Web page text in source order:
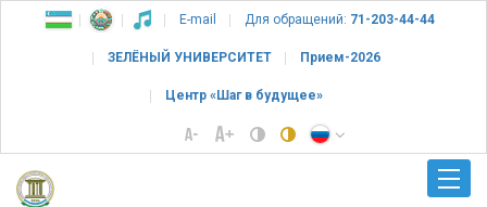
E-mail Для обращений: 71-203-44-44
ЗЕЛЁНЫЙ УНИВЕРСИТЕТ Прием-2026
Центр «Шаг в будущее»